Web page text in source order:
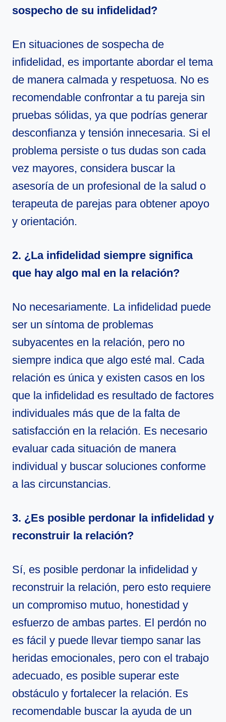
sospecho de su infidelidad?
En situaciones de sospecha de
infidelidad, es importante abordar el tema
de manera calmada y respetuosa. No es
recomendable confrontar a tu pareja sin
pruebas sólidas, ya que podrías generar
desconfianza y tensión innecesaria. Si el
problema persiste o tus dudas son cada
vez mayores, considera buscar la
asesoría de un profesional de la salud o
terapeuta de parejas para obtener apoyo
y orientación.
2. ¿La infidelidad siempre significa
que hay algo mal en la relación?
No necesariamente. La infidelidad puede
ser un síntoma de problemas
subyacentes en la relación, pero no
siempre indica que algo esté mal. Cada
relación es única y existen casos en los
que la infidelidad es resultado de factores
individuales más que de la falta de
satisfacción en la relación. Es necesario
evaluar cada situación de manera
individual y buscar soluciones conforme
a las circunstancias.
3. ¿Es posible perdonar la infidelidad y
reconstruir la relación?
Sí, es posible perdonar la infidelidad y
reconstruir la relación, pero esto requiere
un compromiso mutuo, honestidad y
esfuerzo de ambas partes. El perdón no
es fácil y puede llevar tiempo sanar las
heridas emocionales, pero con el trabajo
adecuado, es posible superar este
obstáculo y fortalecer la relación. Es
recomendable buscar la ayuda de un